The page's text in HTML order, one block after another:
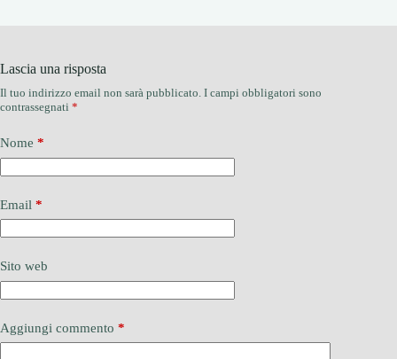
Lascia una risposta
Il tuo indirizzo email non sarà pubblicato. I campi obbligatori sono
contrassegnati *
Nome *
Email *
Sito web
Aggiungi commento *